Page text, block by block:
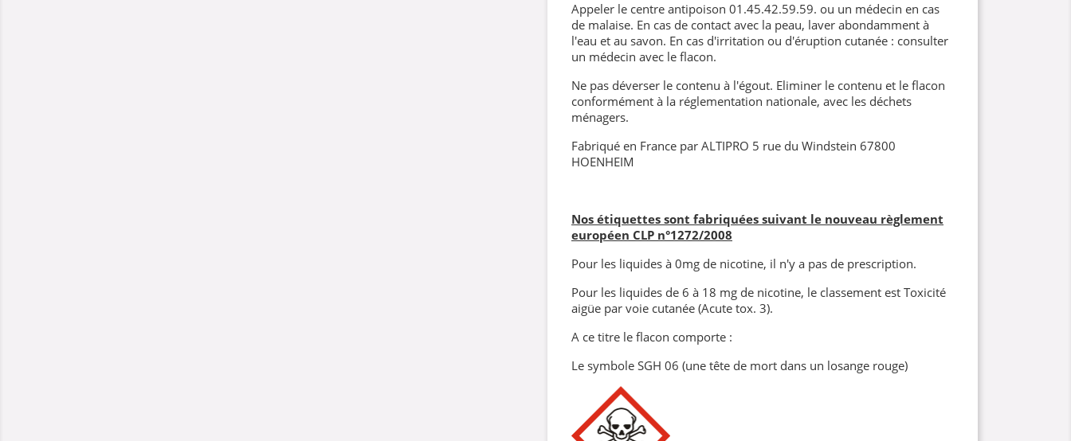
Appeler le centre antipoison 01.45.42.59.59. ou un médecin en cas
de malaise. En cas de contact avec la peau, laver abondamment à
l'eau et au savon. En cas d'irritation ou d'éruption cutanée : consulter
un médecin avec le flacon.
Ne pas déverser le contenu à l'égout. Eliminer le contenu et le flacon
conformément à la réglementation nationale, avec les déchets
ménagers.
Fabriqué en France par ALTIPRO 5 rue du Windstein 67800
HOENHEIM
Nos étiquettes sont fabriquées suivant le nouveau règlement
européen CLP n°1272/2008
Pour les liquides à 0mg de nicotine, il n'y a pas de prescription.
Pour les liquides de 6 à 18 mg de nicotine, le classement est Toxicité
aigüe par voie cutanée (Acute tox. 3).
A ce titre le flacon comporte :
Le symbole SGH 06 (une tête de mort dans un losange rouge)